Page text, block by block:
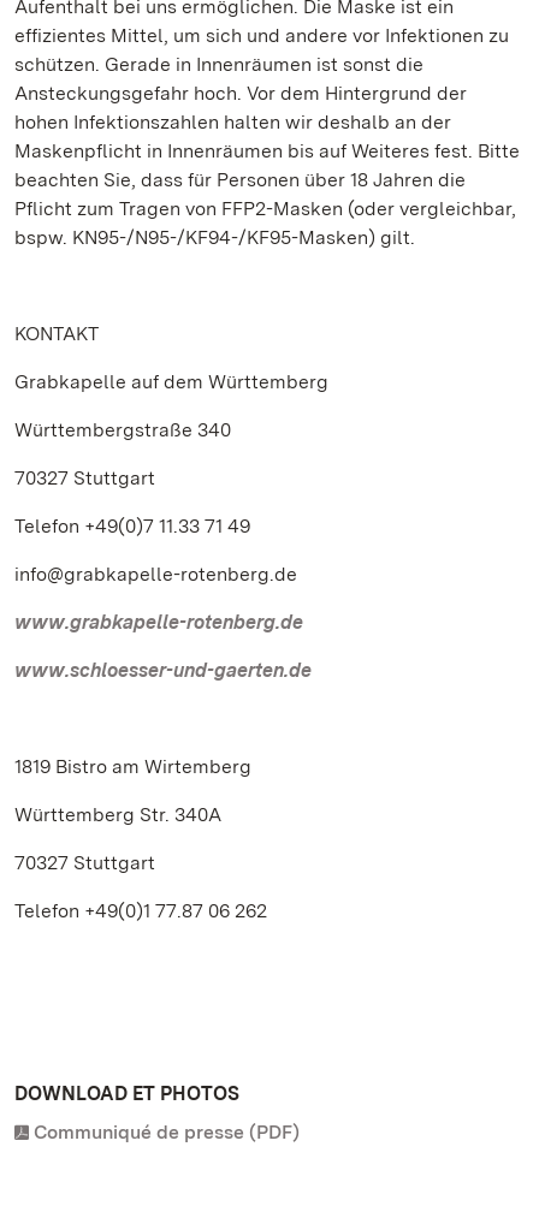
Aufenthalt bei uns ermöglichen. Die Maske ist ein
effizientes Mittel, um sich und andere vor Infektionen zu
schützen. Gerade in Innenräumen ist sonst die
Ansteckungsgefahr hoch. Vor dem Hintergrund der
hohen Infektionszahlen halten wir deshalb an der
Maskenpflicht in Innenräumen bis auf Weiteres fest. Bitte
beachten Sie, dass für Personen über 18 Jahren die
Pflicht zum Tragen von FFP2-Masken (oder vergleichbar,
bspw. KN95-/N95-/KF94-/KF95-Masken) gilt.
KONTAKT
Grabkapelle auf dem Württemberg
Württembergstraße 340
70327 Stuttgart
Telefon +49(0)7 11.33 71 49
info@grabkapelle-rotenberg.de
www.grabkapelle-rotenberg.de
www.schloesser-und-gaerten.de
1819 Bistro am Wirtemberg
Württemberg Str. 340A
70327 Stuttgart
Telefon +49(0)1 77.87 06 262
DOWNLOAD ET PHOTOS
Communiqué de presse (PDF)